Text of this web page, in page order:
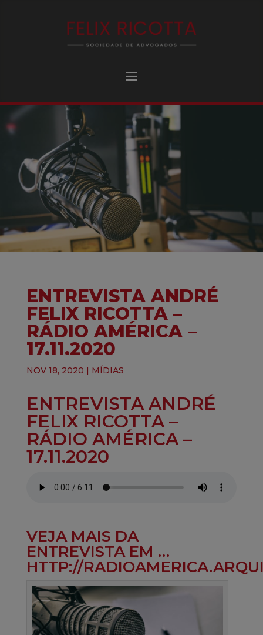
ENTREVISTA ANDRÉ
FELIX RICOTTA –
RÁDIO AMÉRICA –
17.11.2020
NOV 18, 2020 | MÍDIAS
ENTREVISTAANDRÉ
FELIX RICOTTA–
RÁDIO AMÉRICA –
17.11.2020
VEJA MAIS DA
ENTREVISTA EM …
HTTP://